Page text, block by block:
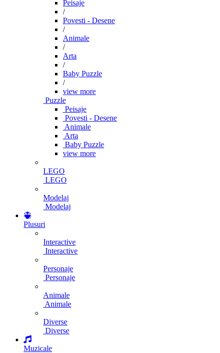
Peisaje
/
Povesti - Desene
/
Animale
/
Arta
/
Baby Puzzle
/
view more
Puzzle
Peisaje
Povesti - Desene
Animale
Arta
Baby Puzzle
view more
LEGO
LEGO
Modelaj
Modelaj
Plusuri
Interactive
Interactive
Personaje
Personaje
Animale
Animale
Diverse
Diverse
Muzicale